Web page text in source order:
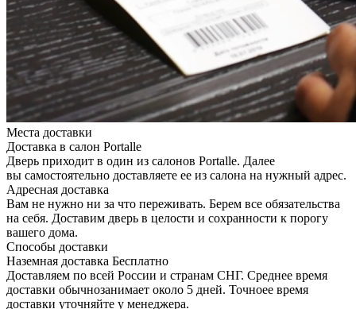
Места доставки
Доставка в салон Portalle
Дверь приходит в один из салонов Portalle. Далее
вы самостоятельно доставляете ее из салона на нужный адрес.
Адресная доставка
Вам не нужно ни за что переживать. Берем все обязательства
на себя. Доставим дверь в целости и сохранности к порогу
вашего дома.
Способы доставки
Наземная доставка Бесплатно
Доставляем по всей России и странам СНГ. Среднее время
доставки обычнозанимает около 5 дней. Точноее время
доставки уточняйте у менеджера.